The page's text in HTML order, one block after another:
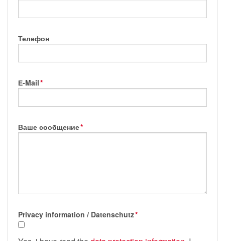
Телефон
Е-Mail*
Ваше сообщение*
Privacy information / Datenschutz*